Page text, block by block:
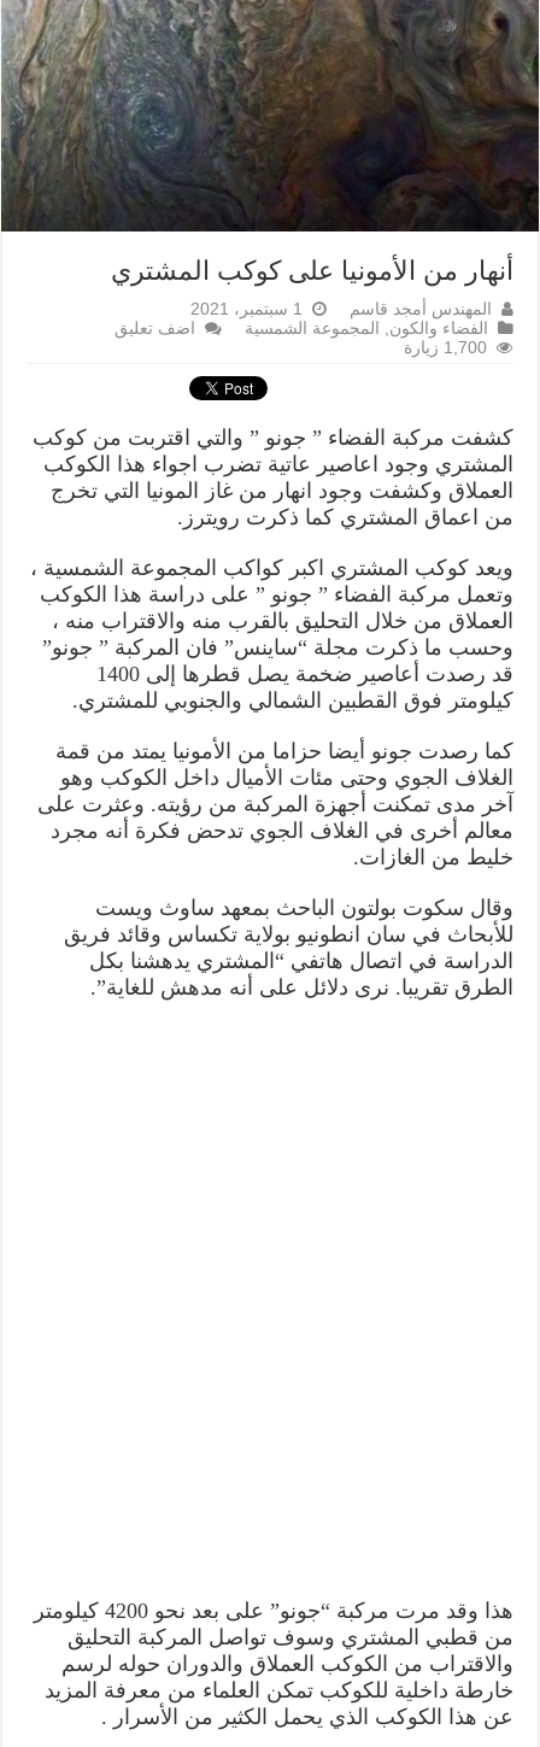
أنهار من الأمونيا على كوكب المشتري
المهندس أمجد قاسم
1 سبتمبر، 2021
الفضاء والكون, المجموعة الشمسية
اضف تعليق
1,700 زيارة
كشفت مركبة الفضاء ” جونو ” والتي اقتربت من كوكب
المشتري وجود اعاصير عاتية تضرب اجواء هذا الكوكب
العملاق وكشفت وجود انهار من غاز المونيا التي تخرج
من اعماق المشتري كما ذكرت رويترز.
ويعد كوكب المشتري اكبر كواكب المجموعة الشمسية ،
وتعمل مركبة الفضاء ” جونو ” على دراسة هذا الكوكب
العملاق من خلال التحليق بالقرب منه والاقتراب منه ،
وحسب ما ذكرت مجلة “ساينس” فان المركبة ” جونو”
قد رصدت أعاصير ضخمة يصل قطرها إلى 1400
كيلومتر فوق القطبين الشمالي والجنوبي للمشتري.
كما رصدت جونو أيضا حزاما من الأمونيا يمتد من قمة
الغلاف الجوي وحتى مئات الأميال داخل الكوكب وهو
آخر مدى تمكنت أجهزة المركبة من رؤيته. وعثرت على
معالم أخرى في الغلاف الجوي تدحض فكرة أنه مجرد
خليط من الغازات.
وقال سكوت بولتون الباحث بمعهد ساوث ويست
للأبحاث في سان انطونيو بولاية تكساس وقائد فريق
الدراسة في اتصال هاتفي “المشتري يدهشنا بكل
الطرق تقريبا. نرى دلائل على أنه مدهش للغاية”.
هذا وقد مرت مركبة “جونو” على بعد نحو 4200 كيلومتر
من قطبي المشتري وسوف تواصل المركبة التحليق
والاقتراب من الكوكب العملاق والدوران حوله لرسم
خارطة داخلية للكوكب تمكن العلماء من معرفة المزيد
عن هذا الكوكب الذي يحمل الكثير من الأسرار .